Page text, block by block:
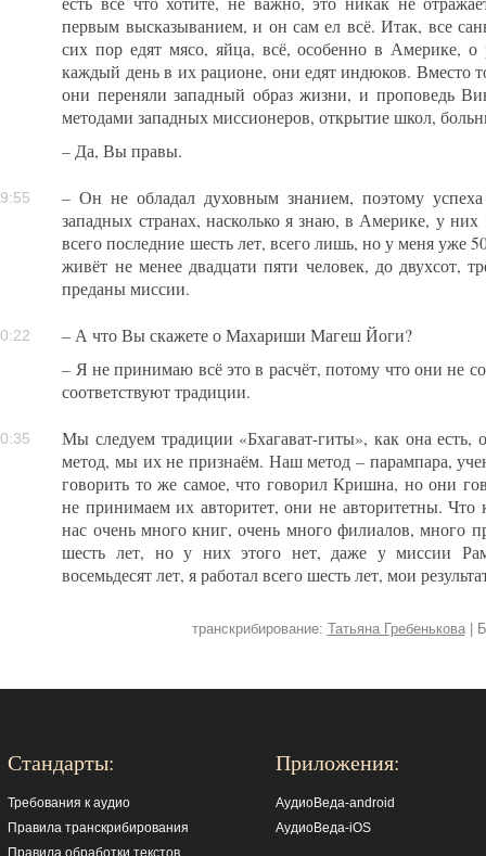
первым высказыванием, и он сам ел всё. Итак, все
сих пор едят мясо, яйца, всё, особенно в Америке,
каждый день в их рационе, они едят индюков. Вместо
они переняли западный образ жизни, и проповедь
методами западных миссионеров, открытие школ,
– Да, Вы правы.
– Он не обладал духовным знанием, поэтому
западных странах, насколько я знаю, в Америке, у
всего последние шесть лет, всего лишь, но у меня уже
живёт не менее двадцати пяти человек, до двухсот,
преданы миссии.
– А что Вы скажете о Махариши Магеш Йоги?
– Я не принимаю всё это в расчёт, потому что они не
соответствуют традиции.
Мы следуем традиции «Бхагават-гиты», как она есть,
метод, мы их не признаём. Наш метод – парампара,
говорить то же самое, что говорил Кришна, но они
не принимаем их авторитет, они не авторитетны. Что
нас очень много книг, очень много филиалов, много
шесть лет, но у них этого нет, даже у миссии
восемьдесят лет, я работал всего шесть лет, мои
транскрибирование: Татьяна Гребенькова |
Стандарты:
Требования к аудио
Правила транскрибирования
Приложения:
АудиоВеда-android
АудиоВеда-iOS